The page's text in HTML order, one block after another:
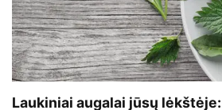
Laukiniai augalai jūsų